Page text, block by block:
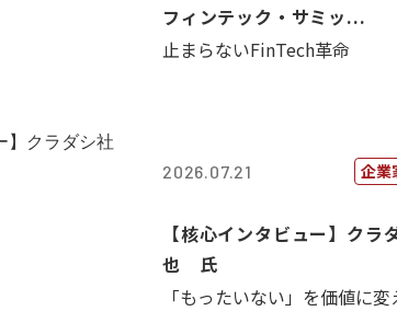
フィンテック・サミッ...
止まらないFinTech革命
2026.07.21 企業
【核心インタビュー】クラ
也 氏
「もったいない」を価値に